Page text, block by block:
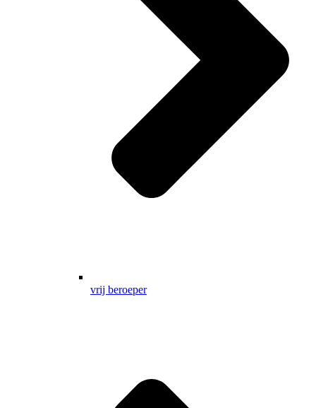
vrij beroeper